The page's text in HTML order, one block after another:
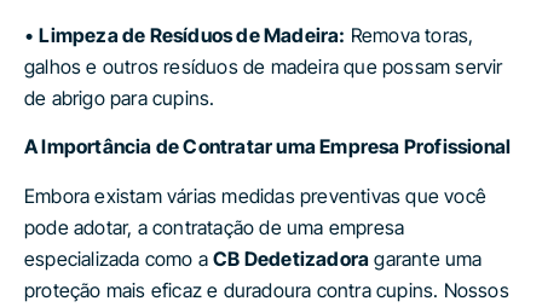
•Limpeza de Resíduos de Madeira: Remova toras,
galhos e outros resíduos de madeira que possam servir
de abrigo para cupins.
A Importância de Contratar uma Empresa Profissional
Embora existam várias medidas preventivas que você
pode adotar, a contratação de uma empresa
especializada como aCB Dedetizadora garante uma
proteção mais eficaz e duradoura contra cupins. Nossos